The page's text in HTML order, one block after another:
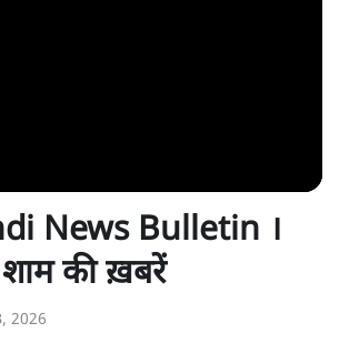
News Bulletin ।
की ख़बरें
2026